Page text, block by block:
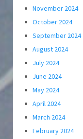
November 2024
October 2024
September 2024
August 2024
July 2024
June 2024
May 2024
April 2024
March 2024
February 2024